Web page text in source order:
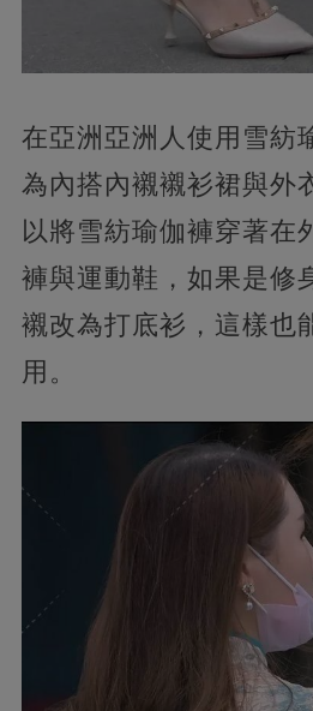
在亞洲亞洲人使用雪紡
為內搭內襯襯衫裙與外
以將雪紡瑜伽褲穿著在
褲與運動鞋，如果是修
襯改為打底衫，這樣也
用。